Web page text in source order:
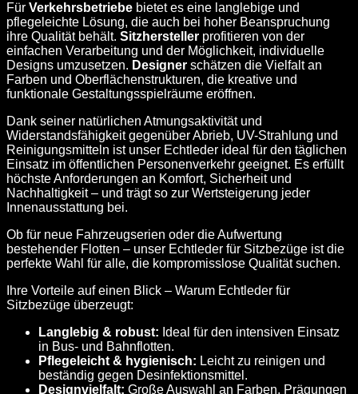
Für Verkehrsbetriebe bietet es eine langlebige und
pflegeleichte Lösung, die auch bei hoher Beanspruchung
ihre Qualität behält. Sitzhersteller profitieren von der
einfachen Verarbeitung und der Möglichkeit, individuelle
Designs umzusetzen. Designer schätzen die Vielfalt an
Farben und Oberflächenstrukturen, die kreative und
funktionale Gestaltungsspielräume eröffnen.
Dank seiner natürlichen Atmungsaktivität und
Widerstandsfähigkeit gegenüber Abrieb, UV-Strahlung und
Reinigungsmitteln ist unser Echtleder ideal für den täglichen
Einsatz im öffentlichen Personenverkehr geeignet. Es erfüllt
höchste Anforderungen an Komfort, Sicherheit und
Nachhaltigkeit – und trägt so zur Wertsteigerung jeder
Innenausstattung bei.
Ob für neue Fahrzeugserien oder die Aufwertung
bestehender Flotten – unser Echtleder für Sitzbezüge ist die
perfekte Wahl für alle, die kompromisslose Qualität suchen.
Ihre Vorteile auf einen Blick – Warum Echtleder für
Sitzbezüge überzeugt:
Langlebig & robust: Ideal für den intensiven Einsatz
in Bus- und Bahnflotten.
Pflegeleicht & hygienisch: Leicht zu reinigen und
beständig gegen Desinfektionsmittel.
Designvielfalt: Große Auswahl an Farben, Prägungen